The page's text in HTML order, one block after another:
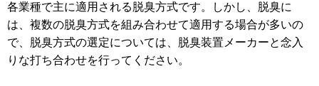
各業種で主に適用される脱臭方式です。しかし、脱臭に
は、複数の脱臭方式を組み合わせて適用する場合が多いの
で、脱臭方式の選定については、脱臭装置メーカーと念入
りな打ち合わせを行ってください。